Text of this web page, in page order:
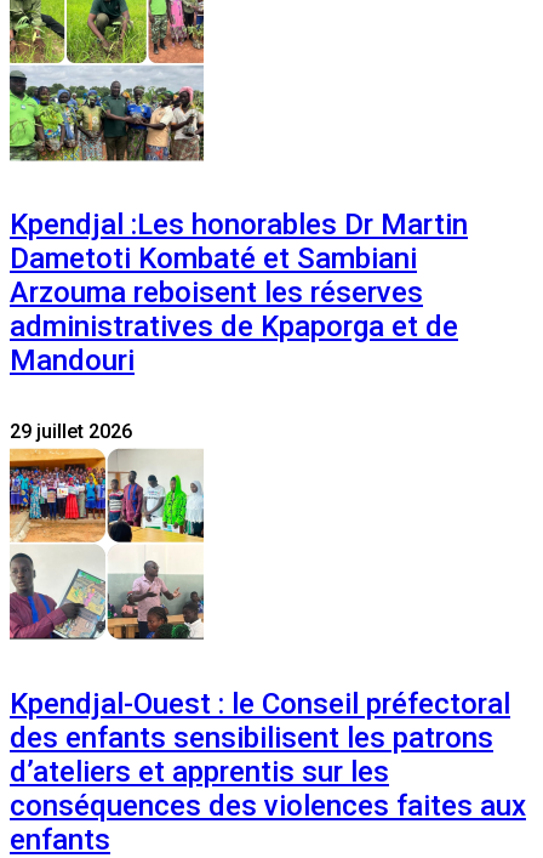
Kpendjal :Les honorables Dr Martin
Dametoti Kombaté et Sambiani
Arzouma reboisent les réserves
administratives de Kpaporga et de
Mandouri
29 juillet 2026
Kpendjal-Ouest : le Conseil préfectoral
des enfants sensibilisent les patrons
d’ateliers et apprentis sur les
conséquences des violences faites aux
enfants